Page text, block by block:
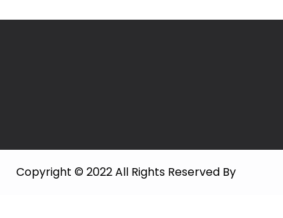
Copyright © 2022 All Rights Reserved By